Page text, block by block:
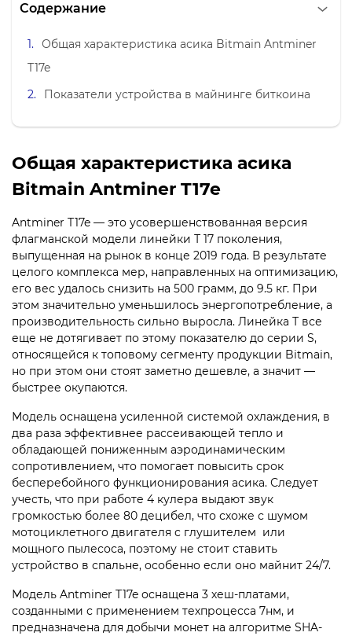
Содержание
Общая характеристика асика Bitmain Antminer
T17e
Показатели устройства в майнинге биткоина
Общая характеристика асика
Bitmain Antminer T17e
Antminer T17e — это усовершенствованная версия
флагманской модели линейки Т 17 поколения,
выпущенная на рынок в конце 2019 года. В результате
целого комплекса мер, направленных на оптимизацию,
его вес удалось снизить на 500 грамм, до 9.5 кг. При
этом значительно уменьшилось энергопотребление, а
производительность сильно выросла. Линейка Т все
еще не дотягивает по этому показателю до серии S,
относящейся к топовому сегменту продукции Bitmain,
но при этом они стоят заметно дешевле, а значит —
быстрее окупаются.
Модель оснащена усиленной системой охлаждения, в
два раза эффективнее рассеивающей тепло и
обладающей пониженным аэродинамическим
сопротивлением, что помогает повысить срок
бесперебойного функционирования асика. Следует
учесть, что при работе 4 кулера выдают звук
громкостью более 80 децибел, что схоже с шумом
мотоциклетного двигателя с глушителем или
мощного пылесоса, поэтому не стоит ставить
устройство в спальне, особенно если оно майнит 24/7.
Модель Antminer T17e оснащена 3 хеш-платами,
созданными с применением техпроцесса 7нм, и
предназначена для добычи монет на алгоритме SHA-